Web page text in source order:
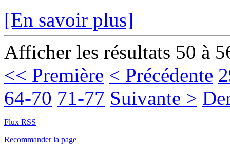
[En savoir plus]
Afficher les résultats 50 à
<< Première < Précédente
64-70 71-77 Suivante >
Flux RSS
Recommander la page